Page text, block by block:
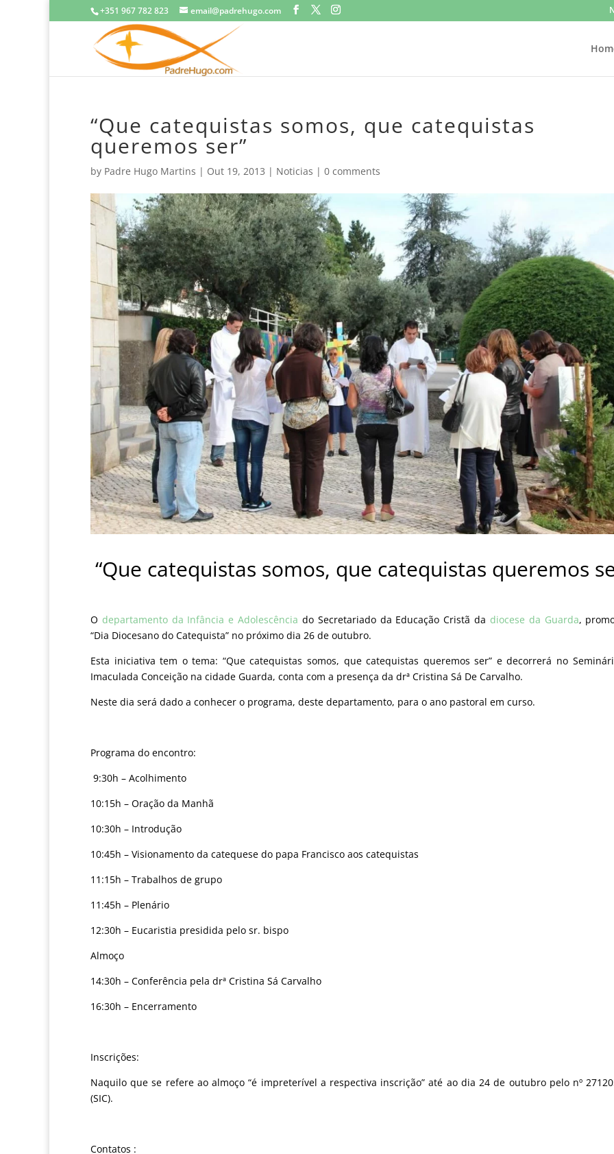
+351 967 782 823 email@padrehugo.com
“Que catequistas somos, que catequistas
queremos ser”
by Padre Hugo Martins | Out 19, 2013 | Noticias | 0 comments
“Que catequistas somos, que catequistas queremos
O departamento da Infância e Adolescência do Secretariado da Educação Cristã da diocese da Guarda,
“Dia Diocesano do Catequista” no próximo dia 26 de outubro.
Esta iniciativa tem o tema: “Que catequistas somos, que catequistas queremos ser” e decorrerá no
Imaculada Conceição na cidade Guarda, conta com a presença da drª Cristina Sá De Carvalho.
Neste dia será dado a conhecer o programa, deste departamento, para o ano pastoral em curso.
Programa do encontro:
9:30h – Acolhimento
10:15h – Oração da Manhã
10:30h – Introdução
10:45h – Visionamento da catequese do papa Francisco aos catequistas
11:15h – Trabalhos de grupo
11:45h – Plenário
12:30h – Eucaristia presidida pelo sr. bispo
Almoço
14:30h – Conferência pela drª Cristina Sá Carvalho
16:30h – Encerramento
Inscrições:
Naquilo que se refere ao almoço “é impreterível a respectiva inscrição” até ao dia 24 de outubro pelo nº
(SIC).
Contatos :